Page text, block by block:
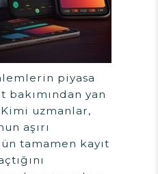
piyasa
yan
uzmanlar,
aşırı
tamamen kayıt